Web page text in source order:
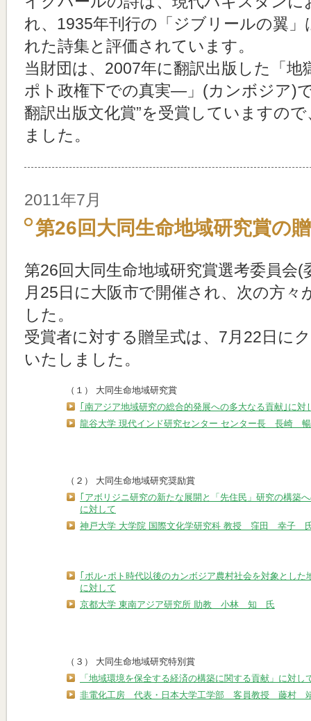
れ、1935年刊行の「ジブリールの翼
れた詩集と評価されています。
当財団は、2007年に翻訳出版した「
ポト政権下での真実―」(カンボジア)
翻訳出版文化賞”を受賞していますの
ました。
2011年7月
第26回大同生命地域研究賞の
第26回大同生命地域研究賞選考委員会
月25日に大阪市で開催され、次の方々
した。
受賞者に対する贈呈式は、7月22日に
いたしました。
（１） 大同生命地域研究賞
｢南アジア地域研究の総合的発展への多大なる貢献｣に対
龍谷大学 現代インド研究センター センター長 長崎
（２） 大同生命地域研究奨励賞
｢アボリジニ研究の新たな展開と「先住民」研究の構築
に対して
神戸大学 大学院 国際文化学研究科 教授 窪田 幸子
｢ポル･ポト時代以後のカンボジア農村社会を対象とした
に対して
京都大学 東南アジア研究所 助教 小林 知 氏
（３） 大同生命地域研究特別賞
「地域環境を保全する経済の構築に関する貢献」に対し
非電化工房 代表・日本大学工学部 客員教授 藤村